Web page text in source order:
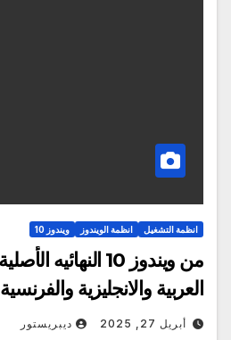
انظمة التشغيل انظمة الويندوز ويندوز 10
العربية والانجليزية والفرنسية
أبريل 27, 2025 ديبريستور